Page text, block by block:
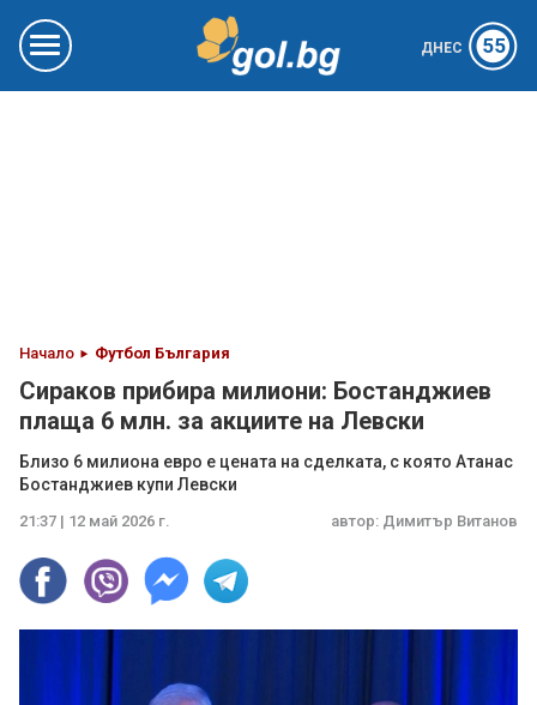
ДНЕС 55
Начало Футбол България
Сираков прибира милиони: Бостанджиев
плаща 6 млн. за акциите на Левски
Близо 6 милиона евро е цената на сделката, с която Атанас
Бостанджиев купи Левски
21:37 | 12 май 2026 г. автор: Димитър Витанов